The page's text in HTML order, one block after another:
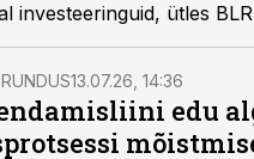
investeeringuid, ütles
kontsern on valmis
tagamiseks ümber
13.07.26, 14:36
edu